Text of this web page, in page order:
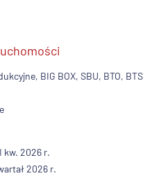
BIG BOX, SBU, BTO, BTS
kw. 2026 r.
2026 r.